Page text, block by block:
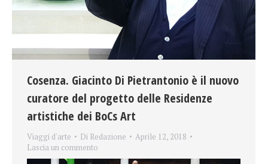
Cosenza. Giacinto Di Pietrantonio è il nuovo
curatore del progetto delle Residenze
artistiche dei BoCs Art
Viaggi d'arte Di Redazione
Aprile 12, 2018
Lascia un commento